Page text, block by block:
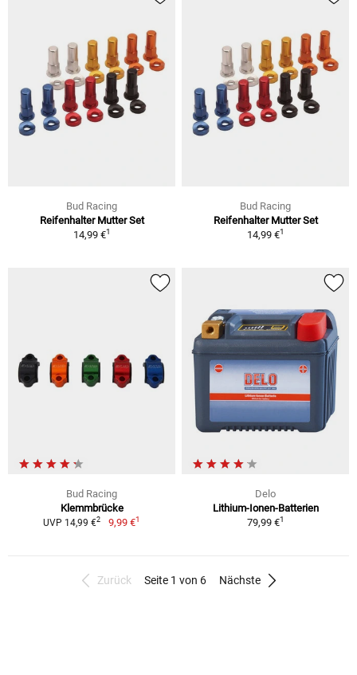
Bud Racing
Reifenhalter Mutter Set
14,99 €1
Bud Racing
Reifenhalter Mutter Set
14,99 €1
Bud Racing
Klemmbrücke
UVP 14,99 €2 9,99 €1
Delo
Lithium-Ionen-Batterien
79,99 €1
Zurück Seite 1 von 6 Nächste